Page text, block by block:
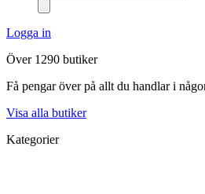
Logga in
Över 1290 butiker
Få pengar över på allt du handlar i
Visa alla butiker
Kategorier